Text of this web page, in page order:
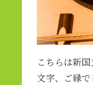
こちらは新
文字、ご縁で